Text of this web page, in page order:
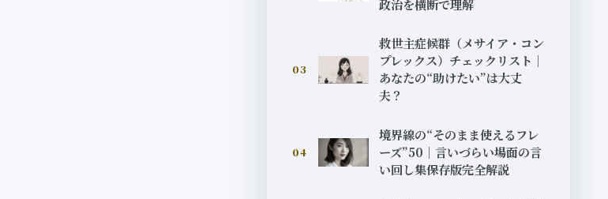
政治を横断で理解
03
救世主症候群（メサイア・コン
プレックス）チェックリスト｜
あなたの“助けたい”は大丈
夫？
04
境界線の“そのまま使えるフレ
ーズ”50｜言いづらい場面の言
い回し集保存版完全解説